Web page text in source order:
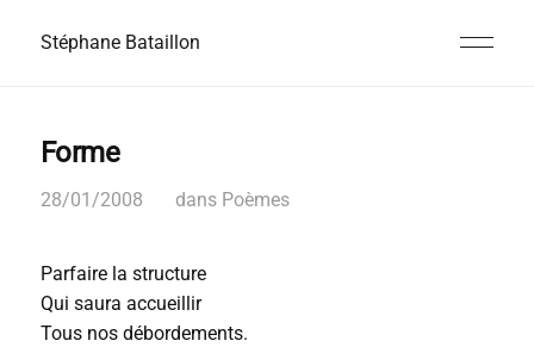
Stéphane Bataillon
Forme
28/01/2008 dans Poèmes
Parfaire la structure
Qui saura accueillir
Tous nos débordements.